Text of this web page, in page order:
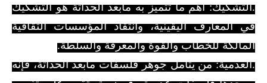
.التشكيك: أهم ما تتميز به مابعد الحداثة هو التشكيك
في المعارف اليقينية، وانتقاد المؤسسات الثقافية
المالكة للخطاب والقوة والمعرفة والسلطة.
.العدمية: من يتأمل جوهر فلسفات مابعد الحداثة، فإنه